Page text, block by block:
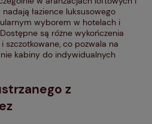
łazience luksusowego
wyborem w hotelach i
są różne wykończenia
szczotkowane, co pozwala na
kabiny do indywidualnych
z